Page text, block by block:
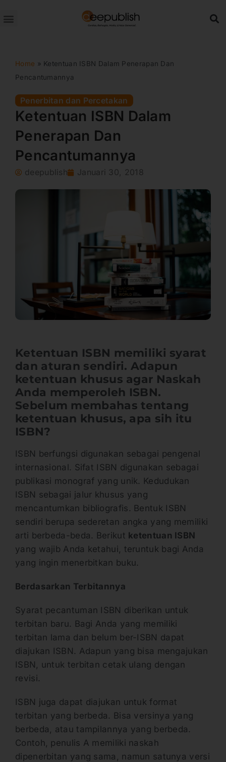
ke
Home » Ketentuan ISBN Dalam Penerapan Dan
Pencantumannya
Penerbitan dan Percetakan
Ketentuan ISBN Dalam
Penerapan Dan
Pencantumannya
deepublish Januari 30, 2018
Ketentuan ISBN memiliki syarat
dan aturan sendiri. Adapun
ketentuan khusus agar Naskah
Anda memperoleh ISBN.
Sebelum membahas tentang
ketentuan khusus, apa sih itu
ISBN?
ISBN berfungsi digunakan sebagai pengenal
internasional. Sifat ISBN digunakan sebagai
publikasi monograf yang unik. Kedudukan
ISBN sebagai jalur khusus yang
mencantumkan bibliografis. Bentuk ISBN
sendiri berupa sederetan angka yang memiliki
arti berbeda-beda. Berikut ketentuan ISBN
yang wajib Anda ketahui, teruntuk bagi Anda
yang ingin menerbitkan buku.
Berdasarkan Terbitannya
Syarat pecantuman ISBN diberikan untuk
terbitan baru. Bagi Anda yang memiliki
terbitan lama dan belum ber-ISBN dapat
diajukan ISBN. Adapun yang bisa mengajukan
ISBN, untuk terbitan cetak ulang dengan
revisi.
ISBN juga dapat diajukan untuk format
terbitan yang berbeda. Bisa versinya yang
berbeda, atau tampilannya yang berbeda.
Contoh, penulis A memiliki naskah
dipenerbitan yang sama, namun satunya versi